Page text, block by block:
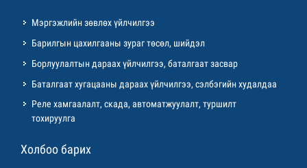
Мэргэжлийн зөвлөх үйлчилгээ
Барилгын цахилгааны зураг төсөл, шийдэл
Борлуулалтын дараах үйлчилгээ, баталгаат засвар
Баталгаат хугацааны дараах үйлчилгээ, сэлбэгийн худалдаа
Реле хамгаалалт, скада, автоматжуулалт, туршилт
тохируулга
Холбоо барих